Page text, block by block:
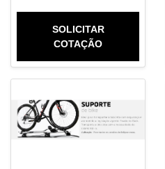
SOLICITAR
COTAÇÃO